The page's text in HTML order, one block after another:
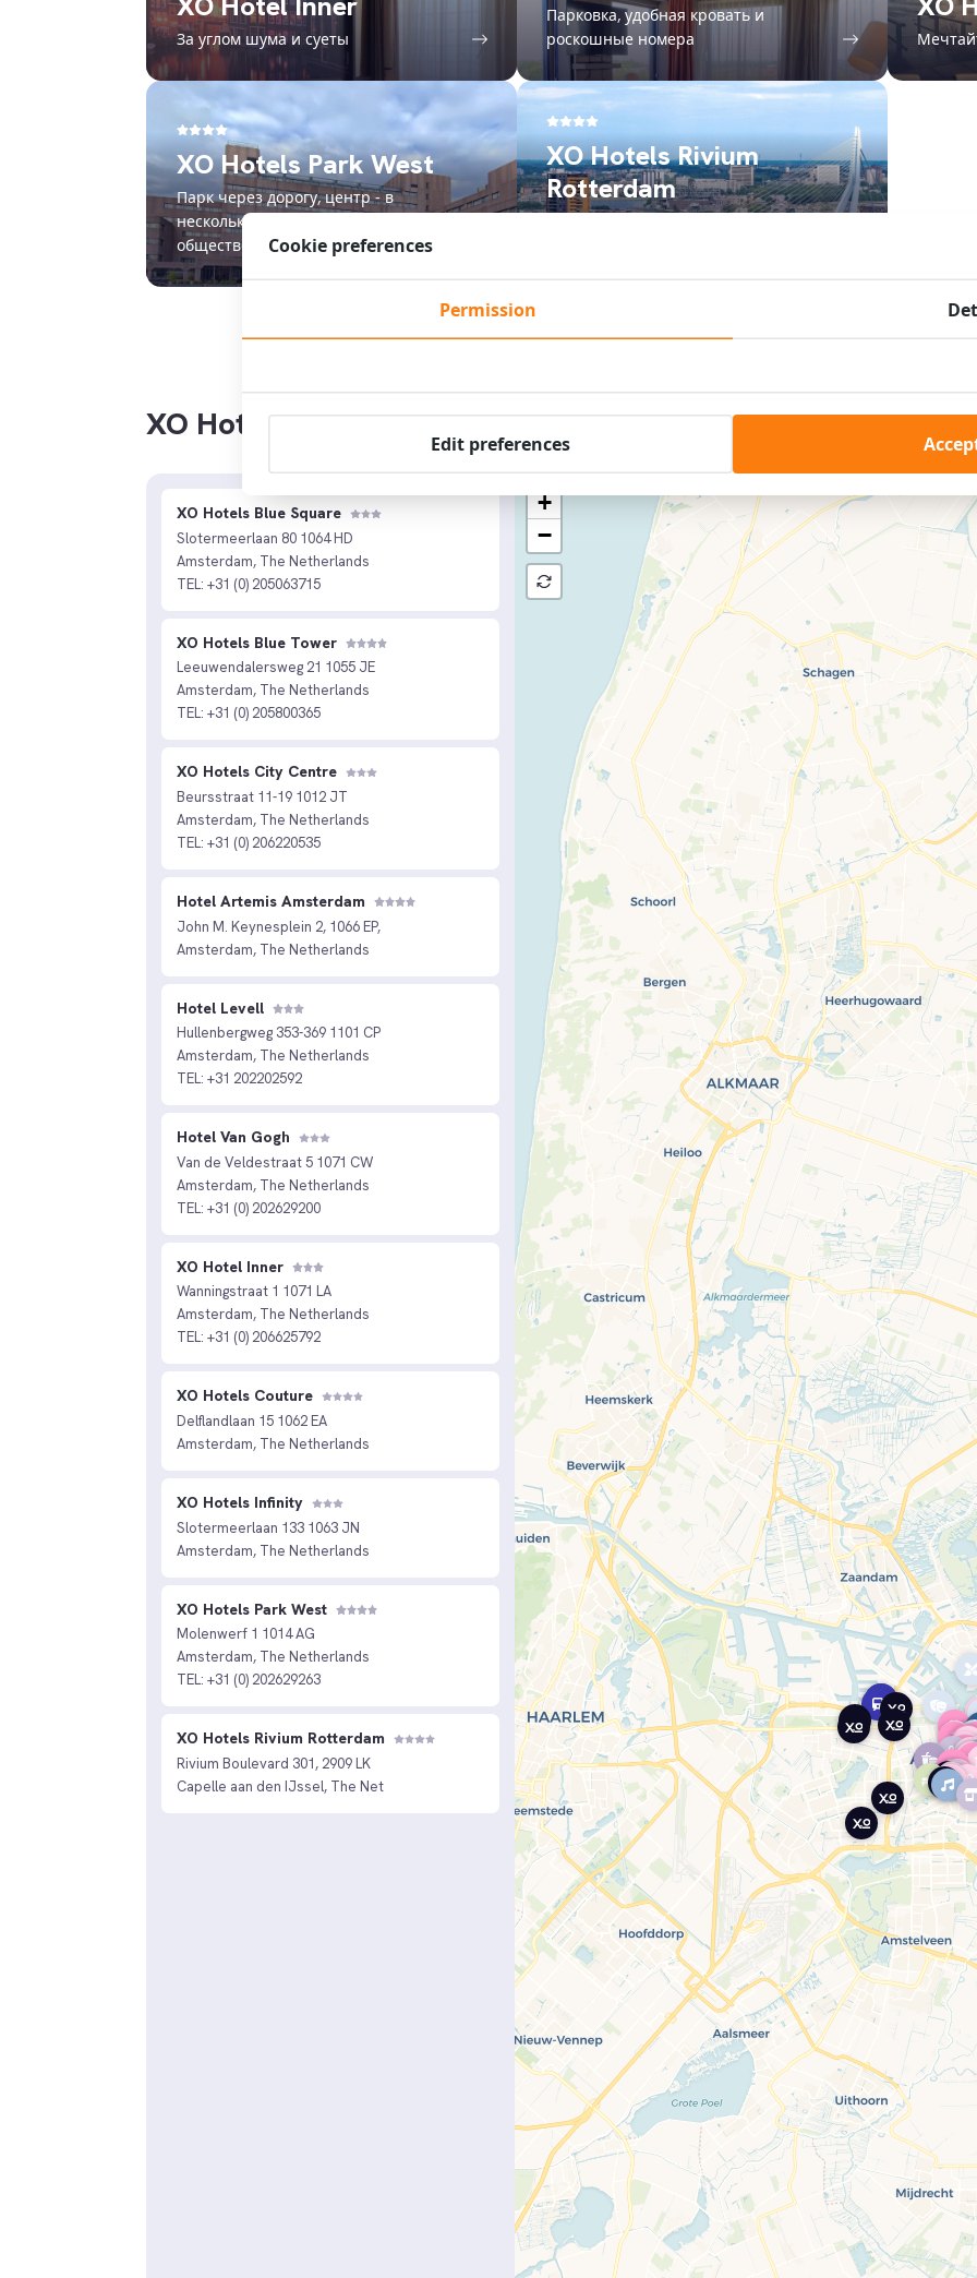
За углом шума и суеты
Парковка, удобная кровать и
роскошные номера
XO Hotels Park West
Парк через дорогу, центр - в
нескольких минутах езды на
общественном транспорте
XO Hotels Rivium
Rotterdam
XO Hotels Amsterdam на карте
XO Hotels Blue Square
Slotermeerlaan 80 1064 HD
Amsterdam, The Netherlands
TEL: +31 (0) 205063715
XO Hotels Blue Tower
Leeuwendalersweg 21 1055 JE
Amsterdam, The Netherlands
TEL: +31 (0) 205800365
XO Hotels City Centre
Beursstraat 11-19 1012 JT
Amsterdam, The Netherlands
TEL: +31 (0) 206220535
Hotel Artemis Amsterdam
John M. Keynesplein 2, 1066 EP,
Amsterdam, The Netherlands
Hotel Levell
Hullenbergweg 353-369 1101 CP
Amsterdam, The Netherlands
TEL: +31 202202592
Hotel Van Gogh
Van de Veldestraat 5 1071 CW
Amsterdam, The Netherlands
TEL: +31 (0) 202629200
XO Hotel Inner
Wanningstraat 1 1071 LA
Amsterdam, The Netherlands
TEL: +31 (0) 206625792
XO Hotels Couture
Delflandlaan 15 1062 EA
Amsterdam, The Netherlands
XO Hotels Infinity
Slotermeerlaan 133 1063 JN
Amsterdam, The Netherlands
XO Hotels Park West
Molenwerf 1 1014 AG
Amsterdam, The Netherlands
TEL: +31 (0) 202629263
XO Hotels Rivium Rotterdam
Rivium Boulevard 301, 2909 LK
Capelle aan den IJssel, The Net
Показать
+
−
Cookie preferences
Permission
Edit preferences